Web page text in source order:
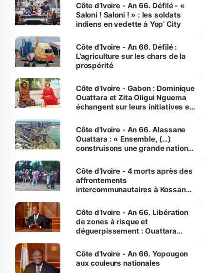
Côte d’Ivoire - An 66. Défilé - «
Saloni ! Saloni ! » : les soldats
indiens en vedette à Yop’ City
Côte d’Ivoire - An 66. Défilé :
L’agriculture sur les chars de la
prospérité
Côte d’Ivoire - Gabon : Dominique
Ouattara et Zita Oligui Nguema
échangent sur leurs initiatives en
enfants
Côte d’Ivoire - An 66. Alassane
Ouattara : « Ensemble, (…)
construisons une grande nation
générations futures »
Côte d’Ivoire - 4 morts après des
affrontements
intercommunautaires à Kossandji
milieu des sinistrés
Côte d’Ivoire - An 66. Libération
de zones à risque et
déguerpissement : Ouattara
l'Etat de droit pour préserver les
vies humaines »
Côte d'Ivoire - An 66. Yopougon
aux couleurs nationales